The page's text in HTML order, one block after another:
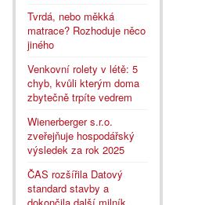
Tvrdá, nebo měkká
matrace? Rozhoduje něco
jiného
Venkovní rolety v létě: 5
chyb, kvůli kterým doma
zbytečně trpíte vedrem
Wienerberger s.r.o.
zveřejňuje hospodářský
výsledek za rok 2025
ČAS rozšířila Datový
standard stavby a